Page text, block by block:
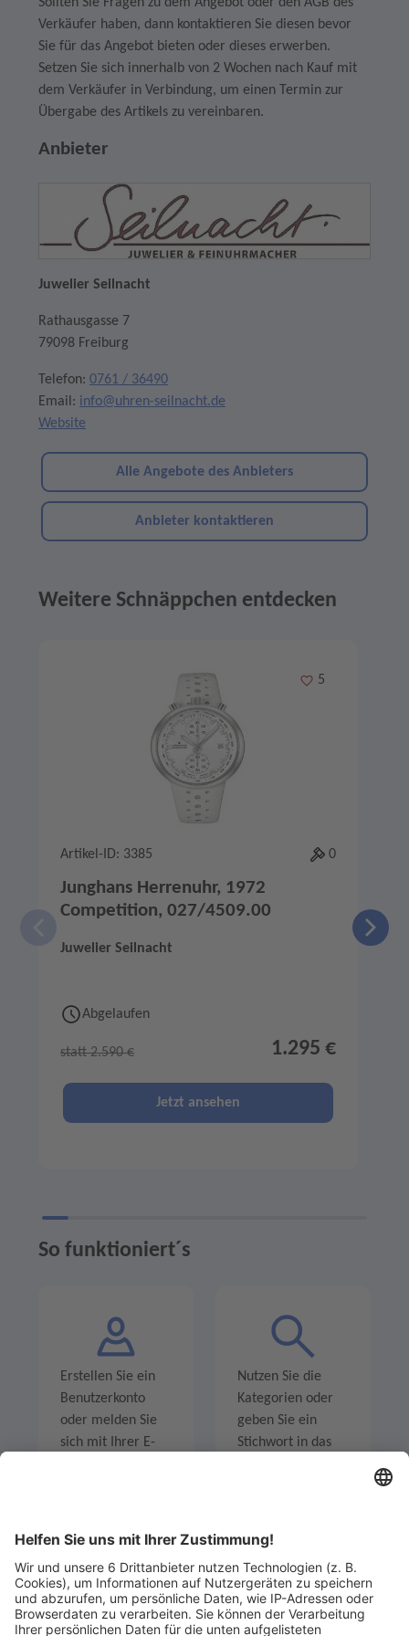
Verkäufer haben, dann kontaktieren Sie diesen bevor
Sie für das Angebot bieten oder dieses erwerben.
Setzen Sie sich innerhalb von 2 Wochen nach Kauf mit
dem Verkäufer in Verbindung, um einen Termin zur
Übergabe des Artikels zu vereinbaren.
Anbieter
Juwelier Seilnacht
Rathausgasse 7
79098 Freiburg
Telefon: 0761 / 36490
Email: info@uhren-seilnacht.de
Website
Alle Angebote des Anbieters
Anbieter kontaktieren
Weitere Schnäppchen entdecken
Merken
5
Artikel-ID: 3385 0
Junghans Herrenuhr, 1972
Competition, 027/4509.00
Juwelier Seilnacht
Abgelaufen
statt 2.590 € 1.295 €
Jetzt ansehen
So funktioniert´s
Erstellen Sie ein
Benutzerkonto
oder melden Sie
sich mit Ihrer E-
Nutzen Sie die
Kategorien oder
geben Sie ein
Stichwort in das